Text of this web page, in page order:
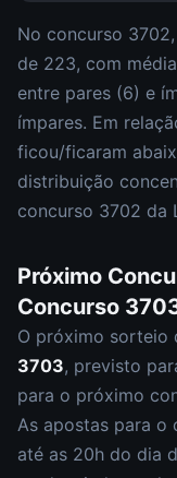
No concurso 3702
de 223, com
entre pares (6) e
ímpares. Em
ficou/ficaram
distribuição
concurso 3702 da
Próximo
Concurso
O próximo sorteio
3703, previsto
para o próximo
As apostas para o
até as 20h do dia